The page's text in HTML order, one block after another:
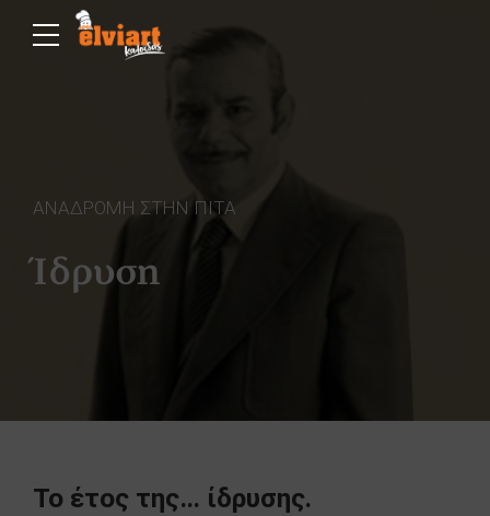
ΑΝΑΔΡΟΜΗ ΣΤΗΝ ΠΙΤΑ
Ίδρυση
Το έτος της… ίδρυσης.